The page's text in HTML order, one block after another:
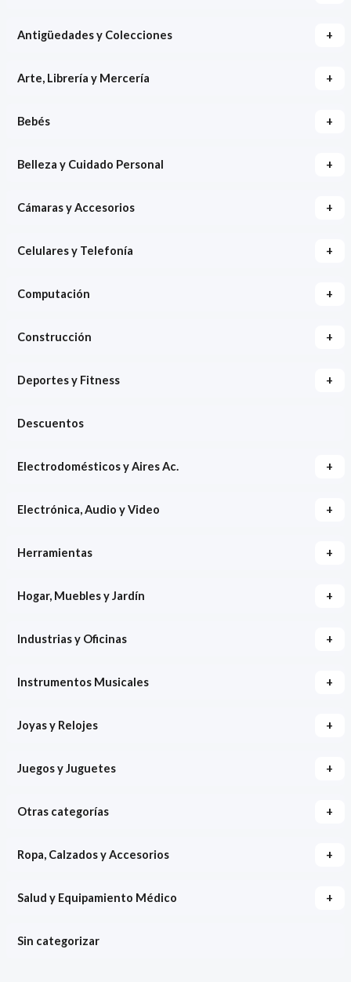
Antigüedades y Colecciones +
Arte, Librería y Mercería +
Bebés +
Belleza y Cuidado Personal +
Cámaras y Accesorios +
Celulares y Telefonía +
Computación +
Construcción +
Deportes y Fitness +
Descuentos
Electrodomésticos y Aires Ac. +
Electrónica, Audio y Video +
Herramientas +
Hogar, Muebles y Jardín +
Industrias y Oficinas +
Instrumentos Musicales +
Joyas y Relojes +
Juegos y Juguetes +
Otras categorías +
Ropa, Calzados y Accesorios +
Salud y Equipamiento Médico +
Sin categorizar